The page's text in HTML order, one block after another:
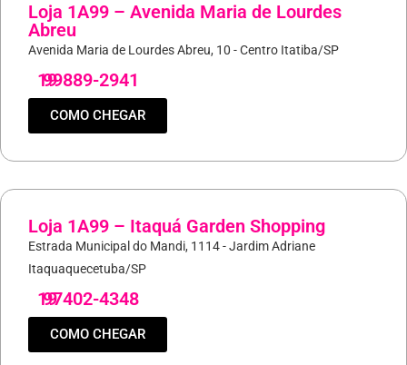
Loja 1A99 – Avenida Maria de Lourdes
Abreu
Avenida Maria de Lourdes Abreu, 10 - Centro Itatiba/SP
19
99889-2941
COMO CHEGAR
Loja 1A99 – Itaquá Garden Shopping
Estrada Municipal do Mandi, 1114 - Jardim Adriane
Itaquaquecetuba/SP
19
97402-4348
COMO CHEGAR